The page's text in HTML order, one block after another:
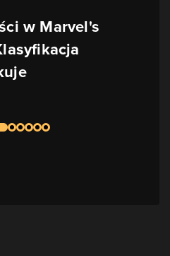
w Marvel's